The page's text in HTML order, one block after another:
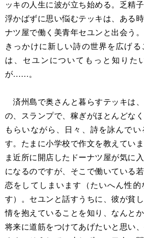
ッキの人生に波が立ち始める。乏精
浮かばずに思い悩むテッキは、ある
ナツ屋で働く美青年セユンと出会う
きっかけに新しい詩の世界を広げる
は、セユンについてもっと知りた
が……。
済州島で奥さんと暮らすテッキは
の、スランプで、稼ぎがほとんどな
もらいながら、日々、詩を詠んで
す。たまに小学校で作文を教えてい
ま近所に開店したドーナツ屋が気に
になるのですが、そこで働いている
恋をしてしまいます（たいへん性
す）。セユンと話すうちに、彼が貧
情を抱えていることを知り、なんと
将来に道筋をつけてあげたいと思い